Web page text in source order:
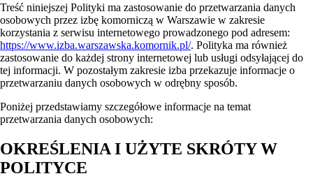
Treść niniejszej Polityki ma zastosowanie do przetwarzania danych
osobowych przez izbę komorniczą w Warszawie w zakresie
korzystania z serwisu internetowego prowadzonego pod adresem:
https://www.izba.warszawska.komornik.pl/. Polityka ma również
zastosowanie do każdej strony internetowej lub usługi odsyłającej do
tej informacji. W pozostałym zakresie izba przekazuje informacje o
przetwarzaniu danych osobowych w odrębny sposób.
Poniżej przedstawiamy szczegółowe informacje na temat
przetwarzania danych osobowych:
OKREŚLENIA I UŻYTE SKRÓTY W
POLITYCE